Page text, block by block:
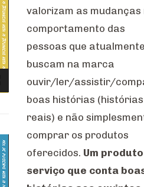
valorizam as mudanças
comportamento das
pessoas que atualmente
buscam na marca
ouvir/ler/assistir/
boas histórias (histórias
reais) e não
comprar os produtos
oferecidos. Um
serviço que conta